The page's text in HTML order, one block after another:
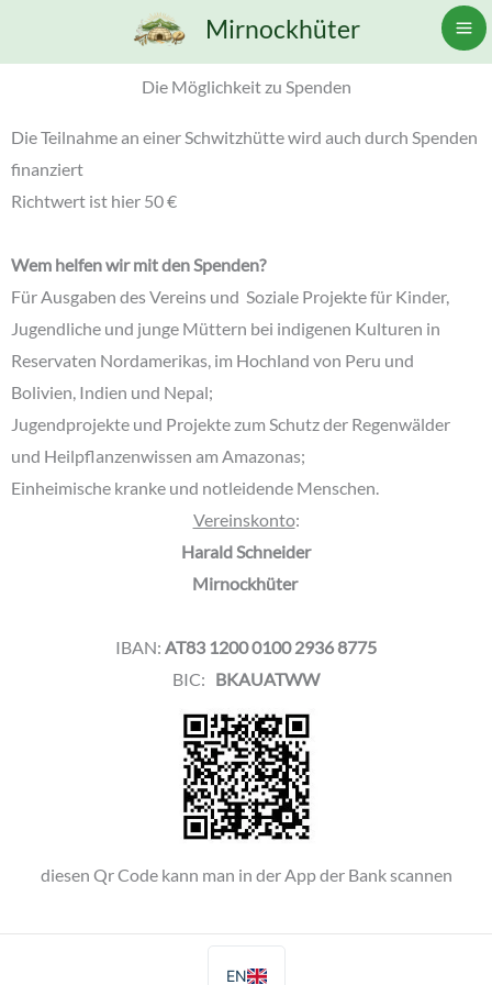
Mirnockhüter
Die Möglichkeit zu Spenden
Die Teilnahme an einer Schwitzhütte wird auch durch Spenden
finanziert
Richtwert ist hier 50 €
Wem helfen wir mit den Spenden?
Für Ausgaben des Vereins und Soziale Projekte für Kinder,
Jugendliche und junge Müttern bei indigenen Kulturen in
Reservaten Nordamerikas, im Hochland von Peru und
Bolivien, Indien und Nepal;
Jugendprojekte und Projekte zum Schutz der Regenwälder
und Heilpflanzenwissen am Amazonas;
Einheimische kranke und notleidende Menschen.
Vereinskonto:
Harald Schneider
Mirnockhüter
IBAN: AT83 1200 0100 2936 8775
BIC: BKAUATWW
diesen Qr Code kann man in der App der Bank scannen
EN